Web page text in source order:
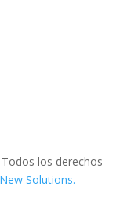
los derechos
Solutions.